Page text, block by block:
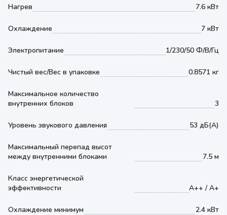
Нагрев 7.6 кВт
Охлаждение 7 кВт
Электропитание 1/230/50 Ф/В/Гц
Чистый вес/Вес в упаковке 0.8571 кг
Максимальное количество
внутренних блоков
3
Уровень звукового давления 53 дБ(А)
Максимальный перепад высот
между внутренними блоками
7.5 м
Класс энергетической
эффективности
A++ / A+
Охлаждение минимум 2.4 кВт